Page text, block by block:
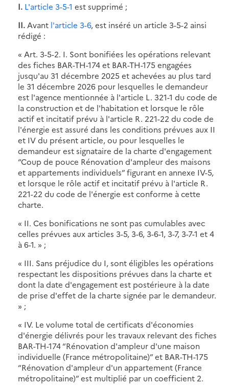
I. L'article 3-5-1 est supprimé ;
II. Avant l'article 3-6, est inséré un article 3-5-2 ainsi
rédigé :
« Art. 3-5-2. I. Sont bonifiées les opérations relevant
des fiches BAR-TH-174 et BAR-TH-175 engagées
jusqu'au 31 décembre 2025 et achevées au plus tard
le 31 décembre 2026 pour lesquelles le demandeur
est l'agence mentionnée à l'article L. 321-1 du code de
la construction et de l'habitation et lorsque le rôle
actif et incitatif prévu à l'article R. 221-22 du code de
l'énergie est assuré dans les conditions prévues aux II
et IV du présent article, ou pour lesquelles le
demandeur est signataire de la charte d'engagement
“Coup de pouce Rénovation d'ampleur des maisons
et appartements individuels” figurant en annexe IV-5,
et lorsque le rôle actif et incitatif prévu à l'article R.
221-22 du code de l'énergie est conforme à cette
charte.
« II. Ces bonifications ne sont pas cumulables avec
celles prévues aux articles 3-5, 3-6, 3-6-1, 3-7, 3-7-1 et 4
à 6-1. » ;
« III. Sans préjudice du I, sont éligibles les opérations
respectant les dispositions prévues dans la charte et
dont la date d'engagement est postérieure à la date
de prise d'effet de la charte signée par le demandeur.
» ;
« IV. Le volume total de certificats d'économies
d'énergie délivrés pour les travaux relevant des fiches
BAR-TH-174 “Rénovation d'ampleur d'une maison
individuelle (France métropolitaine)” et BAR-TH-175
“Rénovation d'ampleur d'un appartement (France
métropolitaine)” est multiplié par un coefficient 2.